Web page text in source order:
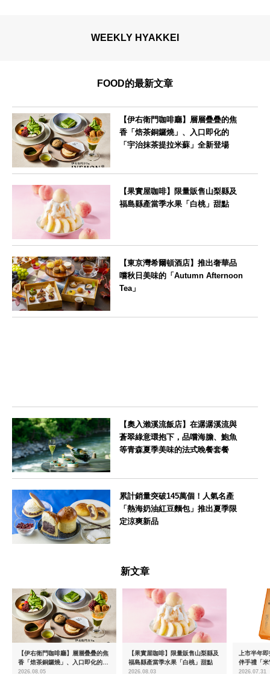
WEEKLY HYAKKEI
FOOD的最新文章
【伊右衛門咖啡廳】層層疊疊的焦
香「焙茶銅鑼燒」、入口即化的
「宇治抹茶提拉米蘇」全新登場
【果實屋咖啡】限量販售山梨縣及
福島縣產當季水果「白桃」甜點
【東京灣希爾頓酒店】推出奢華品
嚐秋日美味的「Autumn Afternoon
Tea」
【奧入瀨溪流飯店】在潺潺溪流與
蒼翠綠意環抱下，品嚐海膽、鮑魚
等青森夏季美味的法式晚餐套餐
累計銷量突破145萬個！人氣名產
「熱海奶油紅豆麵包」推出夏季限
定涼爽新品
新文章
【伊右衛門咖啡廳】層層疊疊的焦
香「焙茶銅鑼燒」、入口即化的
「宇治抹茶提拉米蘇」全新登場
2026.08.05
【果實屋咖啡】限量販售山梨縣及
福島縣產當季水果「白桃」甜點
2026.08.03
上市半年
伴手禮「
起推出首
2026.07.31